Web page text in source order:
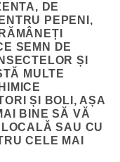
DE
PEPENI,
SEMN DE
ȘI
MULTE
ȘI BOLI, AȘA
BINE SĂ VĂ
SAU CU
CELE MAI